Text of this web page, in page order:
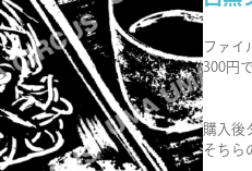
ファイ
300円
購入後
そちら